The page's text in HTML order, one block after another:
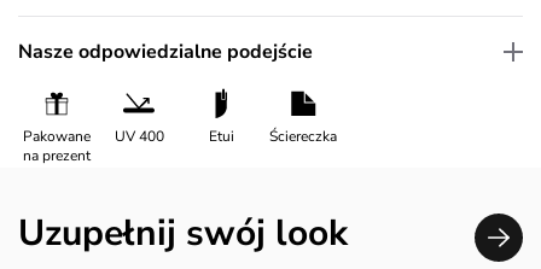
Nasze odpowiedzialne podejście
Pakowane
na prezent
UV 400 Etui Ściereczka
Uzupełnij swój look